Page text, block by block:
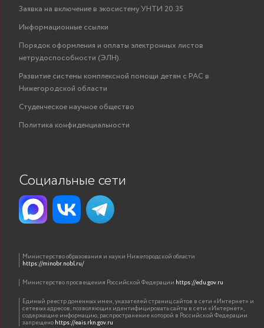
Заявка на включение в экосистему УНТИ 20.35
Информационные ссылки
Порядок оформления и оплаты электронных листов
нетрудоспособности (ЭЛН).
Развитие системы комплексной помощи детям с РАС в
Нижегородской области
Студенческое научное общество
Политика конфиденциальности
Социальные сети
Министерство образования и науки Нижегородской области
https://minobr.nobl.ru/
Министерство просвещения Российской Федерации https://edu.gov.ru
Единый реестр доменных имен, указателей страниц сайтов в сети «Интернет» и
сетевых адресов, позволяющих идентифицировать сайты в сети «Интернет»,
содержащие информацию, распространение которой в Российской Федерации
запрещеноhttps://eais.rkn.gov.ru